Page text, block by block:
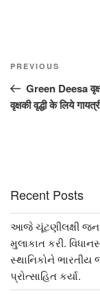
Post
navigation
Previous
Post
PREVIOUS
Green Deesa
वृक्षकी वृद्धी के लिये
Recent Posts
આજે ચૂંટણીલક્ષી
મુલાકાત કરી.
સ્થાનિકોને ભારતીય
પ્રોત્સાહિત કર્યા.